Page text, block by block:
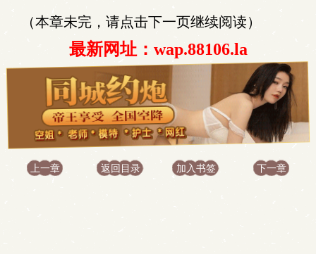
（本章未完，请点击下一页继续阅读）
最新网址：wap.88106.la
上一章 返回目录 加入书签 下一章